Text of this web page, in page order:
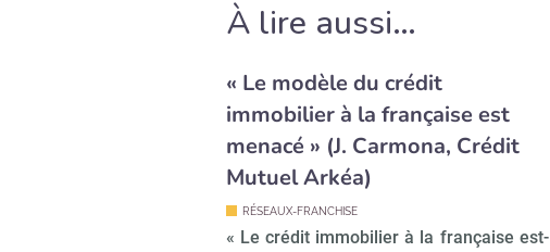
À lire aussi…
« Le modèle du crédit
immobilier à la française est
menacé » (J. Carmona, Crédit
Mutuel Arkéa)
RÉSEAUX-FRANCHISE
« Le crédit immobilier à la française est-